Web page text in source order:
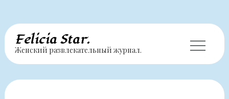
Перейти
содержимому
Felicia Star.
Женский развлекательный журнал.